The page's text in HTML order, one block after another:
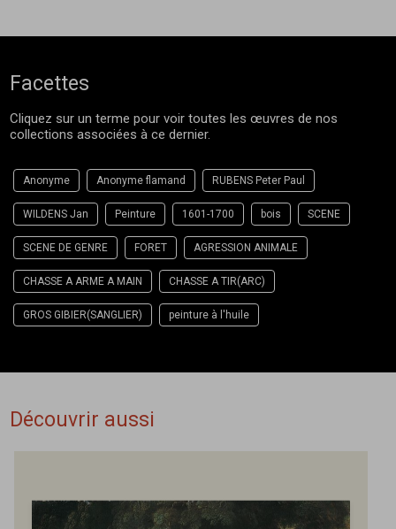
Facettes
Cliquez sur un terme pour voir toutes les œuvres de nos
collections associées à ce dernier.
Anonyme Anonyme flamand RUBENS Peter Paul
WILDENS Jan Peinture 1601-1700 bois SCENE
SCENE DE GENRE FORET AGRESSION ANIMALE
CHASSE A ARME A MAIN CHASSE A TIR(ARC)
GROS GIBIER(SANGLIER) peinture à l'huile
Découvrir aussi